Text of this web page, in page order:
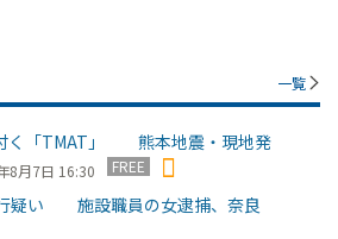
一覧
く「TMAT」 熊本地震・現地発
8月7日 16:30 FREE
疑い 施設職員の女逮捕、奈良